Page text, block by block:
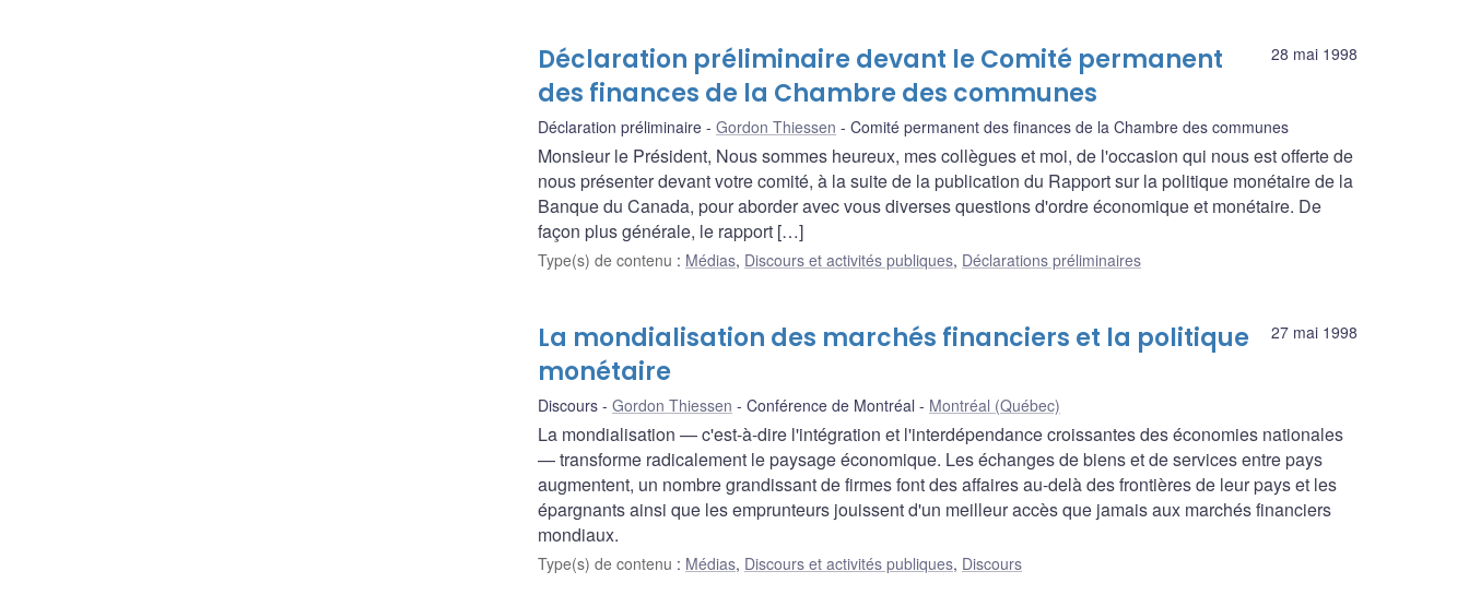
28 mai 1998
Déclaration préliminaire devant le Comité permanent
des finances de la Chambre des communes
Déclaration préliminaire Gordon Thiessen Comité permanent des finances de la Chambre des communes
Monsieur le Président, Nous sommes heureux, mes collègues et moi, de l'occasion qui nous est offerte de
nous présenter devant votre comité, à la suite de la publication du Rapport sur la politique monétaire de la
Banque du Canada, pour aborder avec vous diverses questions d'ordre économique et monétaire. De
façon plus générale, le rapport […]
Type(s) de contenu : Médias, Discours et activités publiques, Déclarations préliminaires
27 mai 1998
La mondialisation des marchés financiers et la politique
monétaire
Discours Gordon Thiessen Conférence de Montréal Montréal (Québec)
La mondialisation — c'est-à-dire l'intégration et l'interdépendance croissantes des économies nationales
— transforme radicalement le paysage économique. Les échanges de biens et de services entre pays
augmentent, un nombre grandissant de firmes font des affaires au-delà des frontières de leur pays et les
épargnants ainsi que les emprunteurs jouissent d'un meilleur accès que jamais aux marchés financiers
mondiaux.
Type(s) de contenu : Médias, Discours et activités publiques, Discours